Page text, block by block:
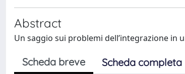
Abstract
Un saggio sui problemi dell’integrazione in
Scheda breve Scheda completa